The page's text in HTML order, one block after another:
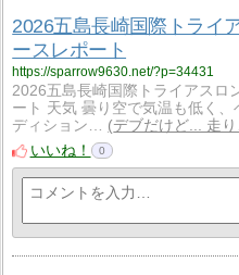
2026五島長崎国際トライ
ースレポート
https://sparrow9630.net/?p=34431
2026五島長崎国際トライアスロ
ート 天気 曇り空で気温も低く、
ディション…
デブだけど... 走
いいね！
0